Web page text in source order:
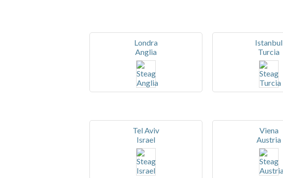
Londra
Anglia
Istanbul
Turcia
Tel Aviv
Israel
Viena
Austria